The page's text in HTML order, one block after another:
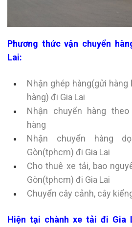
Phương thức vận chuyển
Lai:
Nhận ghép hàng(gửi hàng
hàng) đi Gia Lai
Nhận chuyển hàng
hàng
Nhận chuyển hàng
Gòn(tphcm) đi Gia Lai
Cho thuê xe tải, bao
Gòn(tphcm) đi Gia Lai
Chuyển cây cảnh, cây
Hiện tại chành xe tải đi Gia